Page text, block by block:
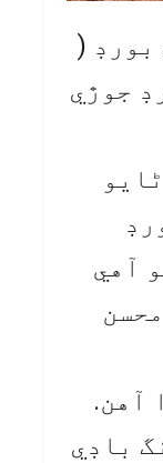
بورڊ (
جوڙي
آهي
آهن.
باڊي